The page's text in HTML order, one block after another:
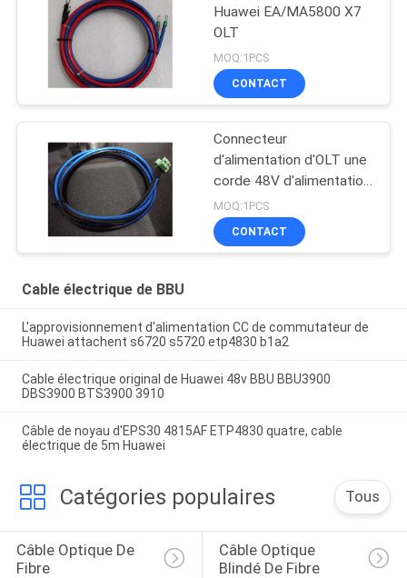
Huawei EA/MA5800 X7
OLT
MOQ:1PCS
CONTACT
Connecteur
d'alimentation d'OLT une
corde 48V d'alimentation
CC 5516-04
MOQ:1PCS
CONTACT
Cable électrique de BBU
L'approvisionnement d'alimentation CC de commutateur de
Huawei attachent s6720 s5720 etp4830 b1a2
Cable électrique original de Huawei 48v BBU BBU3900
DBS3900 BTS3900 3910
Câble de noyau d'EPS30 4815AF ETP4830 quatre, cable
électrique de 5m Huawei
Catégories populaires Tous
Câble Optique De
Fibre
Câble Optique
Blindé De Fibre